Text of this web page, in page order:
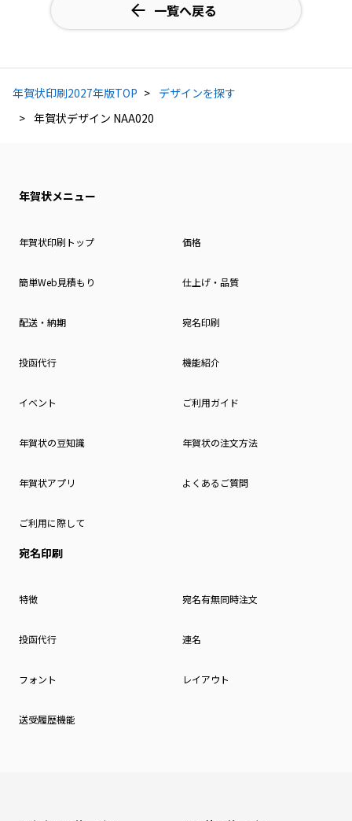
一覧へ戻る
年賀状印刷2027年版TOP
デザインを探す
年賀状デザイン NAA020
年賀状メニュー
年賀状印刷トップ 価格
簡単Web見積もり 仕上げ・品質
配送・納期 宛名印刷
投函代行 機能紹介
イベント ご利用ガイド
年賀状の豆知識 年賀状の注文方法
年賀状アプリ よくあるご質問
ご利用に際して
宛名印刷
特徴 宛名有無同時注文
投函代行 連名
フォント レイアウト
送受履歴機能